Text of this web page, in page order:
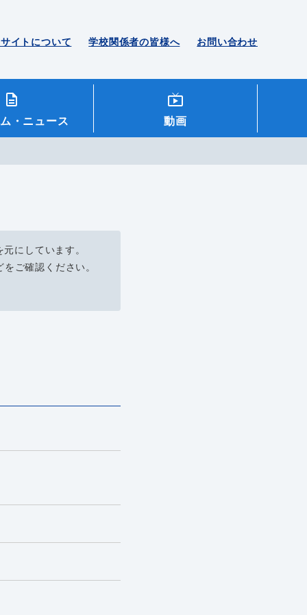
イトについて 学校関係者の皆様へ お問い合わせ
・ニュース 動画
にしています。
ご確認ください。